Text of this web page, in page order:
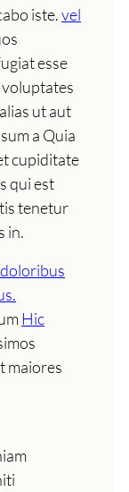
iste.vel
esse
voluptates
ut aut
a Quia
cupiditate
qui est
tenetur
in.
Hic
maiores